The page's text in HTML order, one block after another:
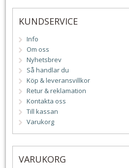
KUNDSERVICE
Info
Om oss
Nyhetsbrev
Så handlar du
Köp & leveransvillkor
Retur & reklamation
Kontakta oss
Till kassan
Varukorg
VARUKORG